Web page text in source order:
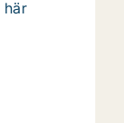
här